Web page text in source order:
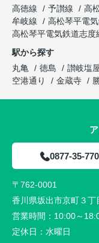
高徳線
予讃線 高
牟岐線
高松琴平電
高松琴平電気鉄道志度
駅から探す
丸亀
徳島 讃岐塩
空港通り
金蔵寺
0877-35-
〒762-0001
香川県坂出市京町３丁
営業時間： 10:00～
定休日： 水曜日